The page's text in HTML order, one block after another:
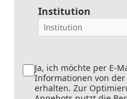
Institution
Ja, ich möchte per E-
Informationen von
erhalten. Zur